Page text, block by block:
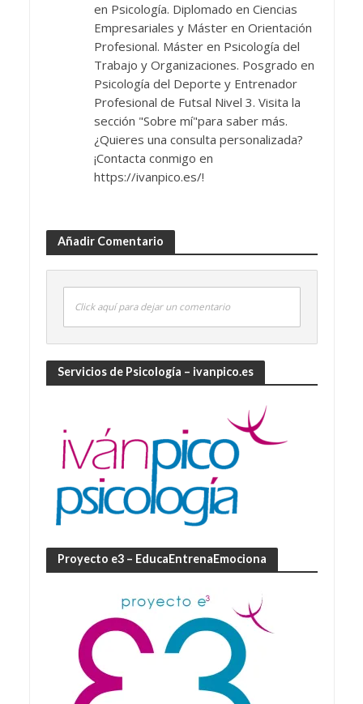
en Psicología. Diplomado en Ciencias
Empresariales y Máster en Orientación
Profesional. Máster en Psicología del
Trabajo y Organizaciones. Posgrado en
Psicología del Deporte y Entrenador
Profesional de Futsal Nivel 3. Visita la
sección "Sobre mí"para saber más.
¿Quieres una consulta personalizada?
¡Contacta conmigo en
https://ivanpico.es/!
Añadir Comentario
Click aquí para dejar un comentario
Servicios de Psicología – ivanpico.es
Proyecto e3 – EducaEntrenaEmociona